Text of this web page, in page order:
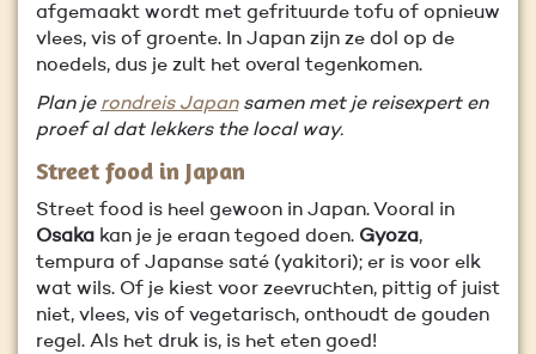
afgemaakt wordt met gefrituurde tofu of opnieuw
vlees, vis of groente. In Japan zijn ze dol op de
noedels, dus je zult het overal tegenkomen.
Plan je rondreis Japansamen met je reisexpert en
proef al dat lekkers the local way.
Street food in Japan
Street food is heel gewoon in Japan. Vooral in
Osaka kan je je eraan tegoed doen. Gyoza,
tempura of Japanse saté (yakitori); er is voor elk
wat wils. Of je kiest voor zeevruchten, pittig of juist
niet, vlees, vis of vegetarisch, onthoudt de gouden
regel. Als het druk is, is het eten goed!